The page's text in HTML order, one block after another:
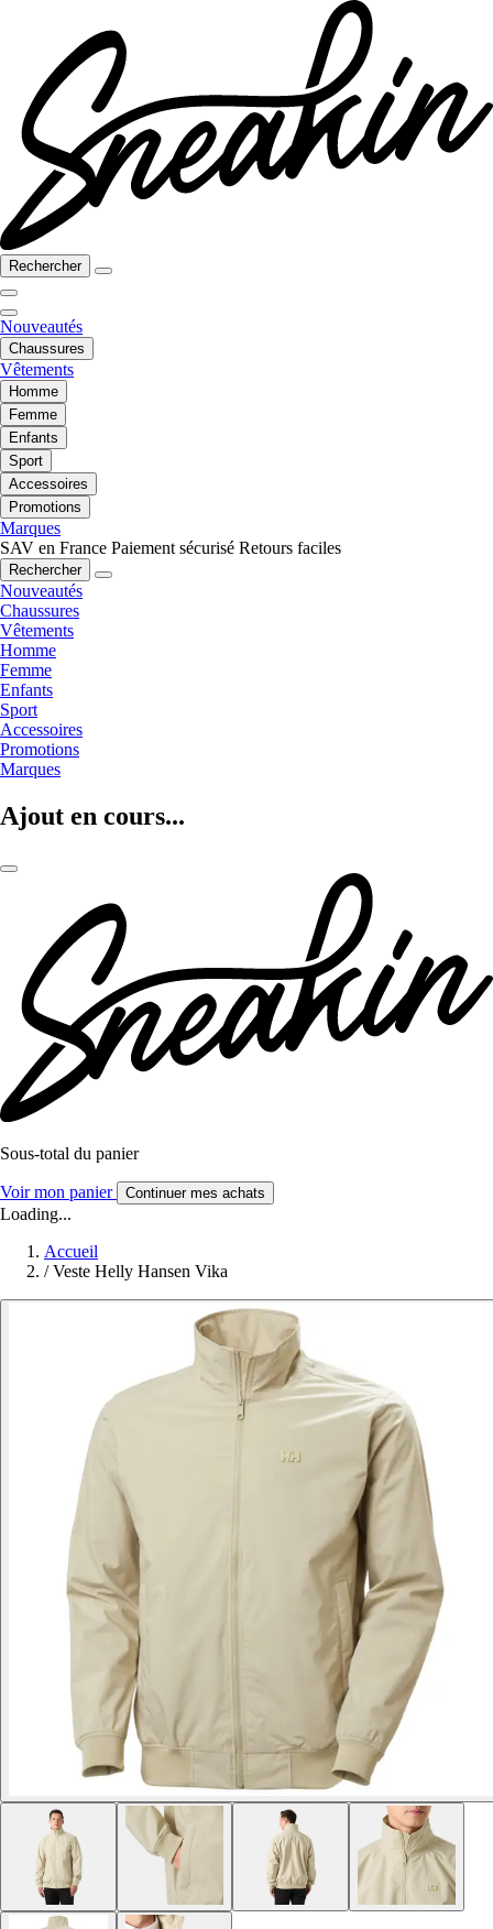
Rechercher
Nouveautés
Chaussures
Vêtements
Homme
Femme
Enfants
Sport
Accessoires
Promotions
Marques
SAV en France Paiement sécurisé Retours faciles
Rechercher
Nouveautés
Chaussures
Vêtements
Homme
Femme
Enfants
Sport
Accessoires
Promotions
Marques
Ajout en cours...
Sous-total du panier
Voir mon panier Continuer mes achats
Loading...
Accueil
/ Veste Helly Hansen Vika